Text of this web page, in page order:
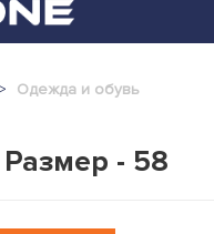
Одежда и обувь
- 58